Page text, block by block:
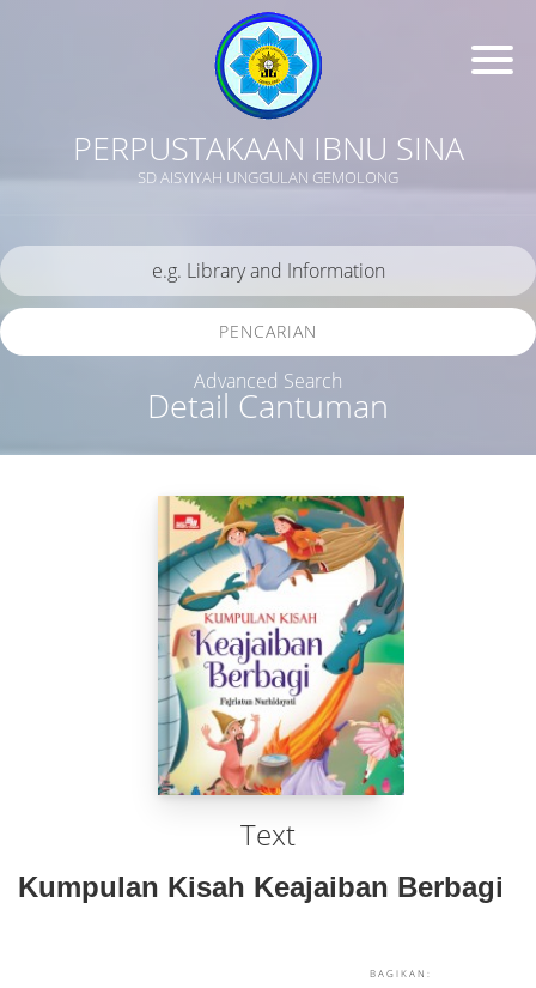
PERPUSTAKAAN IBNU SINA
SD AISYIYAH UNGGULAN GEMOLONG
Detail Cantuman
PENCARIAN
Advanced Search
Text
Kumpulan Kisah Keajaiban Berbagi
BAGIKAN: